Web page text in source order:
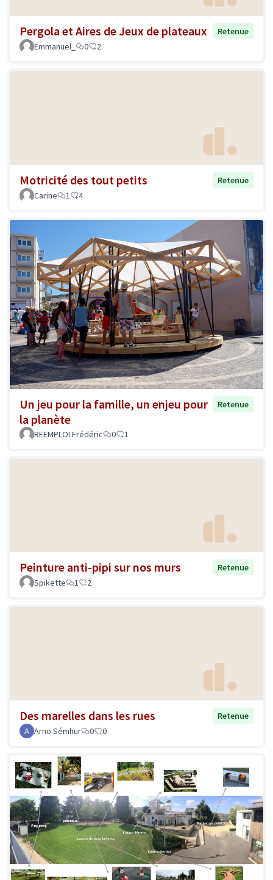
Pergola et Aires de Jeux de plateaux
Retenue
Emmanuel_
0 2
Motricité des tout petits
Retenue
Carine
1 4
Un jeu pour la famille, un enjeu pour
la planète
Retenue
REEMPLOI Frédéric 0 1
Peinture anti-pipi sur nos murs
Retenue
Spikette
1 2
Des marelles dans les rues
Retenue
Arno Sémhur
0 0